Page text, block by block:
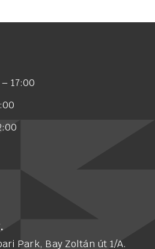
17:00
Park, Bay Zoltán út 1/A.